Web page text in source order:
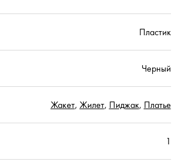
Пластик
Черный
Жакет, Жилет, Пиджак, Платье
1